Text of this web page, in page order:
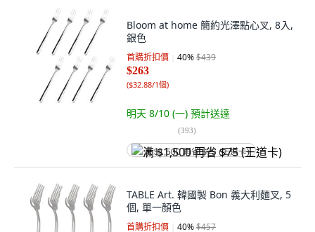
Bloom at home 簡約光澤點心叉, 8入,
銀色
首購折扣價 40%$439
$263
($32.88/1個)
明天 8/10 (一) 預計送達
(393)
满 $1,500 再省 $75 (王道卡)
TABLE Art. 韓國製 Bon 義大利麵叉, 5
個, 單一顏色
首購折扣價 40%$457